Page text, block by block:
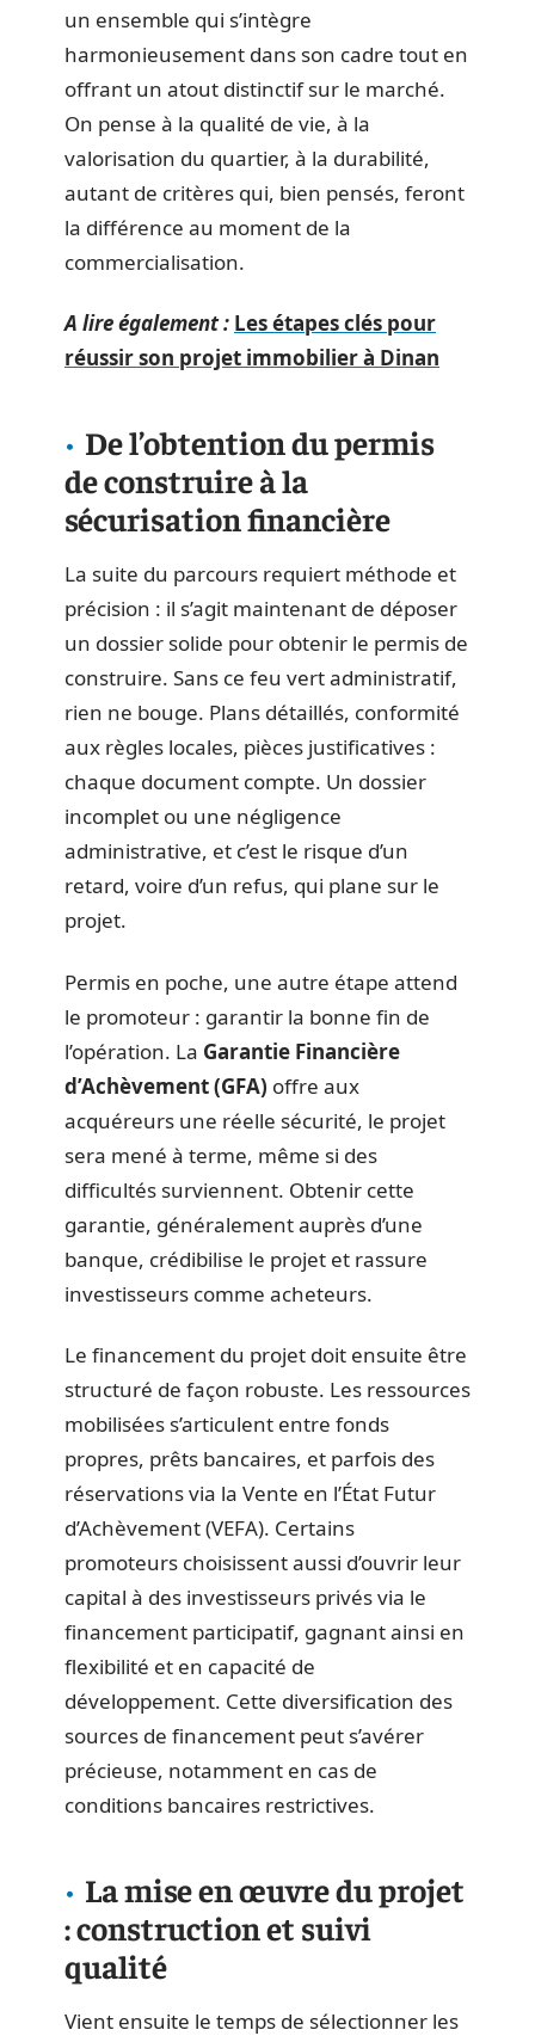
un ensemble qui s’intègre
harmonieusement dans son cadre tout en
offrant un atout distinctif sur le marché.
On pense à la qualité de vie, à la
valorisation du quartier, à la durabilité,
autant de critères qui, bien pensés, feront
la différence au moment de la
commercialisation.
A lire également : Les étapes clés pour
réussir son projet immobilier à Dinan
De l’obtention du permis
de construire à la
sécurisation financière
La suite du parcours requiert méthode et
précision : il s’agit maintenant de déposer
un dossier solide pour obtenir le permis de
construire. Sans ce feu vert administratif,
rien ne bouge. Plans détaillés, conformité
aux règles locales, pièces justificatives :
chaque document compte. Un dossier
incomplet ou une négligence
administrative, et c’est le risque d’un
retard, voire d’un refus, qui plane sur le
projet.
Permis en poche, une autre étape attend
le promoteur : garantir la bonne fin de
l’opération. La Garantie Financière
d’Achèvement (GFA) offre aux
acquéreurs une réelle sécurité, le projet
sera mené à terme, même si des
difficultés surviennent. Obtenir cette
garantie, généralement auprès d’une
banque, crédibilise le projet et rassure
investisseurs comme acheteurs.
Le financement du projet doit ensuite être
structuré de façon robuste. Les ressources
mobilisées s’articulent entre fonds
propres, prêts bancaires, et parfois des
réservations via la Vente en l’État Futur
d’Achèvement (VEFA). Certains
promoteurs choisissent aussi d’ouvrir leur
capital à des investisseurs privés via le
financement participatif, gagnant ainsi en
flexibilité et en capacité de
développement. Cette diversification des
sources de financement peut s’avérer
précieuse, notamment en cas de
conditions bancaires restrictives.
La mise en œuvre du projet
: construction et suivi
qualité
Vient ensuite le temps de sélectionner les